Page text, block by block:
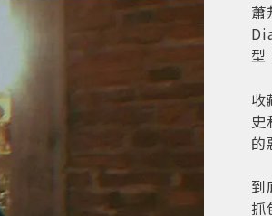
型
收
的
到
抓